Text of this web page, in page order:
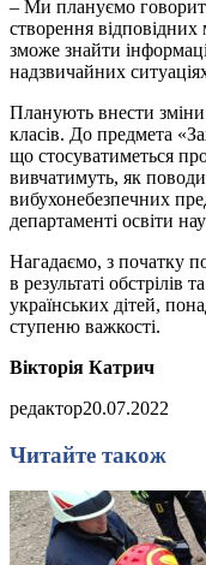
– Ми плануємо
створення
зможе знайти
надзвичайних
Планують внести зміни
класів. До предмета
що стосуватиметься
вивчатимуть, як
вибухонебезпечних
департаменті освіти
Нагадаємо, з початку
в результаті обстрілів
українських дітей,
ступеню важкості.
Вікторія Катрич
редактор20.07.2022
Читайте також